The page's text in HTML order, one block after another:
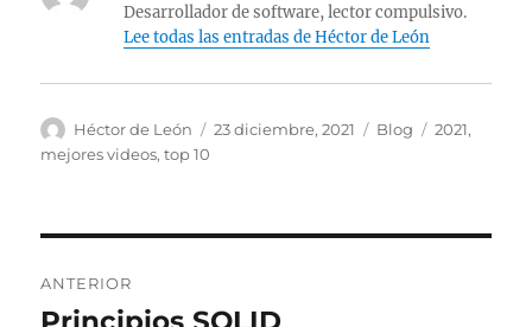
Desarrollador de software, lector compulsivo.
Lee todas las entradas de Héctor de León
Autor
Héctor de León
Publicado
23 diciembre, 2021 Categorías
Blog Etiquetas
2021,
mejores videos,top 10
de
ANTERIOR
Entrada